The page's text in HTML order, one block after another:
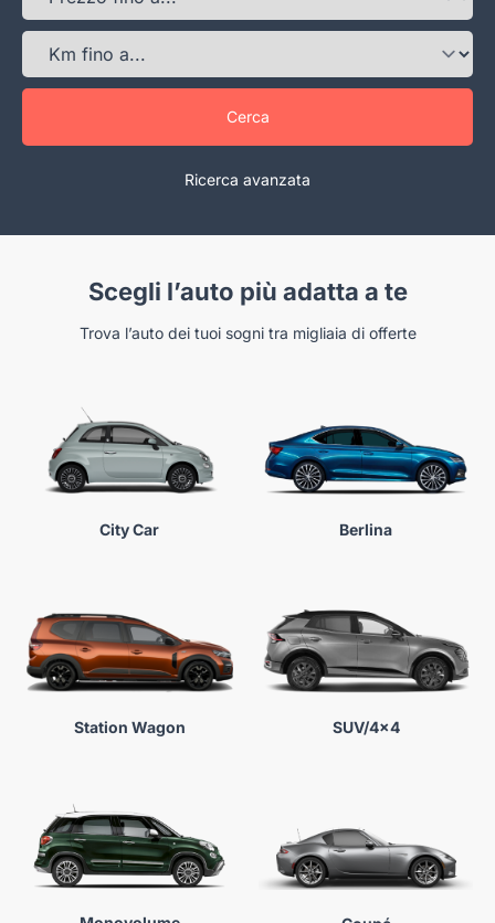
Cerca
Ricerca avanzata
Scegli l’auto più adatta a te
Trova l’auto dei tuoi sogni tra migliaia di offerte
City Car Berlina
Station Wagon SUV/4x4